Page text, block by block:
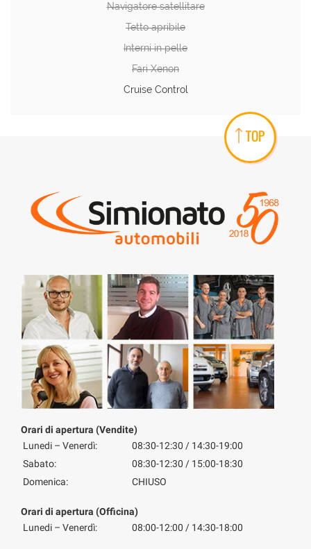
Navigatore satellitare
Tetto apribile
Interni in pelle
Fari Xenon
Cruise Control
TOP
Orari di apertura (Vendite)
Lunedi – Venerdì:
08:30-12:30 / 14:30-19:00
Sabato:
08:30-12:30 / 15:00-18:30
Domenica:
CHIUSO
Orari di apertura (Officina)
Lunedi – Venerdì:
08:00-12:00 / 14:30-18:00